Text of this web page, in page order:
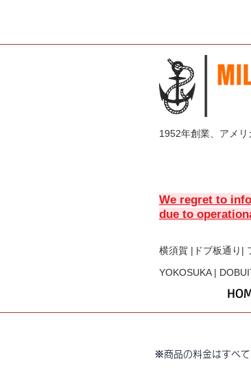
1952年創業、アメリ
We regret to
due to
横須賀 |ドブ板通り|
YOKOSUKA |
※商品の料金はすべ